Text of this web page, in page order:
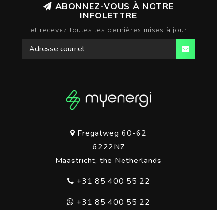
ABONNEZ-VOUS À NOTRE
INFOLETTRE
et recevez toutes les dernières mises à jour
Fregatweg 60-62
6222NZ
Maastricht, the Netherlands
+31 85 400 55 22
+31 85 400 55 22